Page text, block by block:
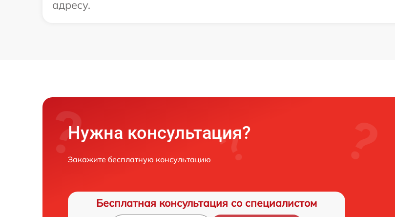
адресу.
Нужна консультация?
Закажите бесплатную консультацию
Бесплатная консультация со специалистом